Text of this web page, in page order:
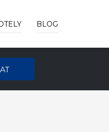
BLOG